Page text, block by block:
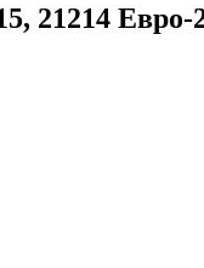
21214 Евро-